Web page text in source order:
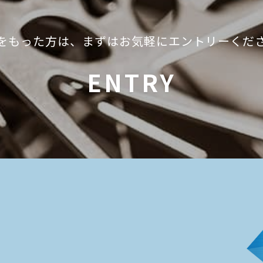
もった方は、 まずはお気軽にエントリーくだ
ENTRY